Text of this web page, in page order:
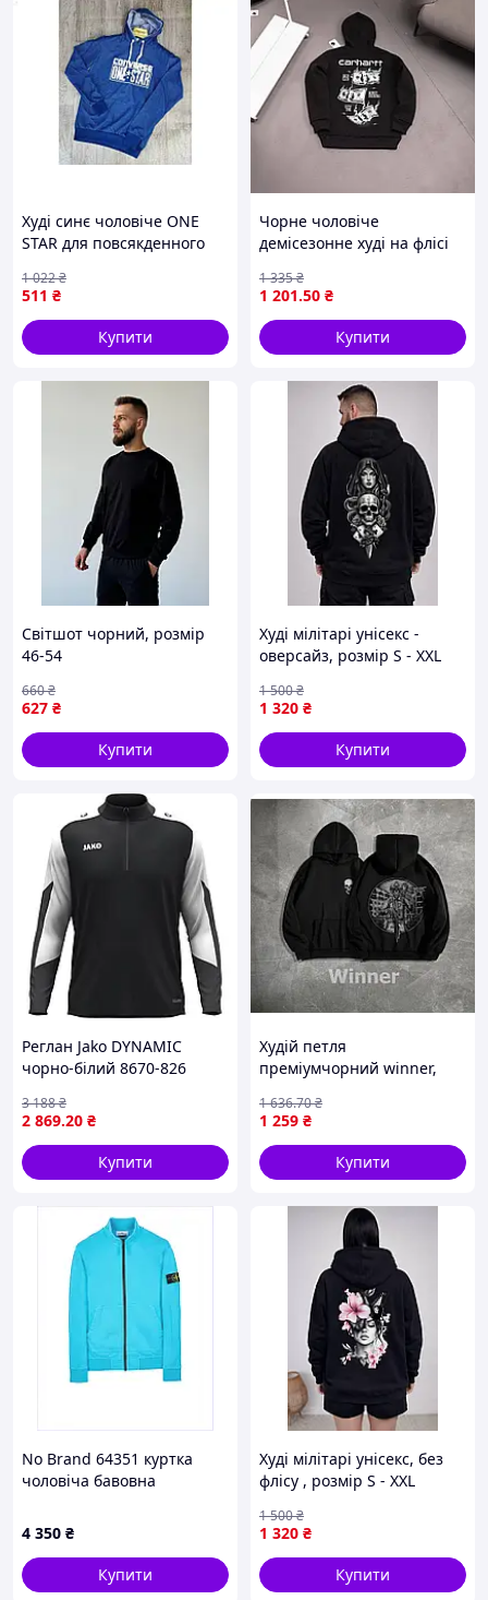
Можна оформити замовлення, натиснувши
кнопку ПЕРЕЗВАЖАЙТЕ МНЕ. Вам тоді не потрібно
заповнювати форму даних, наш менеджер
перетелефонує й всю інформацію для
відправлення можна буде продиктувати
телефоном, якщо вам так зручніше.
Купуючи два світшоти або кілька одиниць одягу в
Уточнюйте у нашого менеджера.
Приємних вам покупок, і прагнемо вас знову!
Худі синє чоловіче ONE
STAR для повсякденного
комфортний верх одягу
511 ₴
1 022₴
Купити
Чорне чоловіче
демісезонне худі на флісі
Кархарт ART0078
1 201.50 ₴
1 335₴
Купити
Світшот чорний, розмір
46-54
627 ₴
660₴
Купити
Худі мілітарі унісекс -
оверсайз, розмір S - XXL
1 320 ₴
1 500₴
Купити
Реглан Jako DYNAMIC
чорно-білий 8670-826
2 869.20 ₴
3 188₴
Купити
Худій петля
преміумчорний winner,
Молстовка худі чоловіча
жіноча базова
1 259 ₴
1 636.70₴
Купити
No Brand 64351 куртка
чоловіча бавовна
4 350 ₴
Купити
Худі мілітарі унісекс, без
флісу , розмір S - XXL
1 320 ₴
1 500₴
Купити